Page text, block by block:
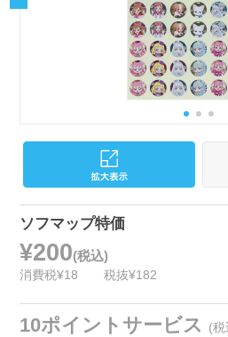
ソフマップ特価
¥200(税込)
消費税¥18 税抜¥182
10ポイントサービス (